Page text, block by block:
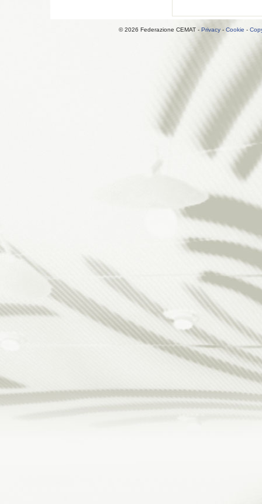
© 2026 Federazione CEMAT - Privacy - Cookie -